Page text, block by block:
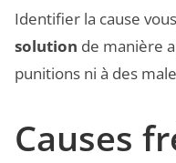
Identifier la cause
solution de manière
punitions ni à des
Causes